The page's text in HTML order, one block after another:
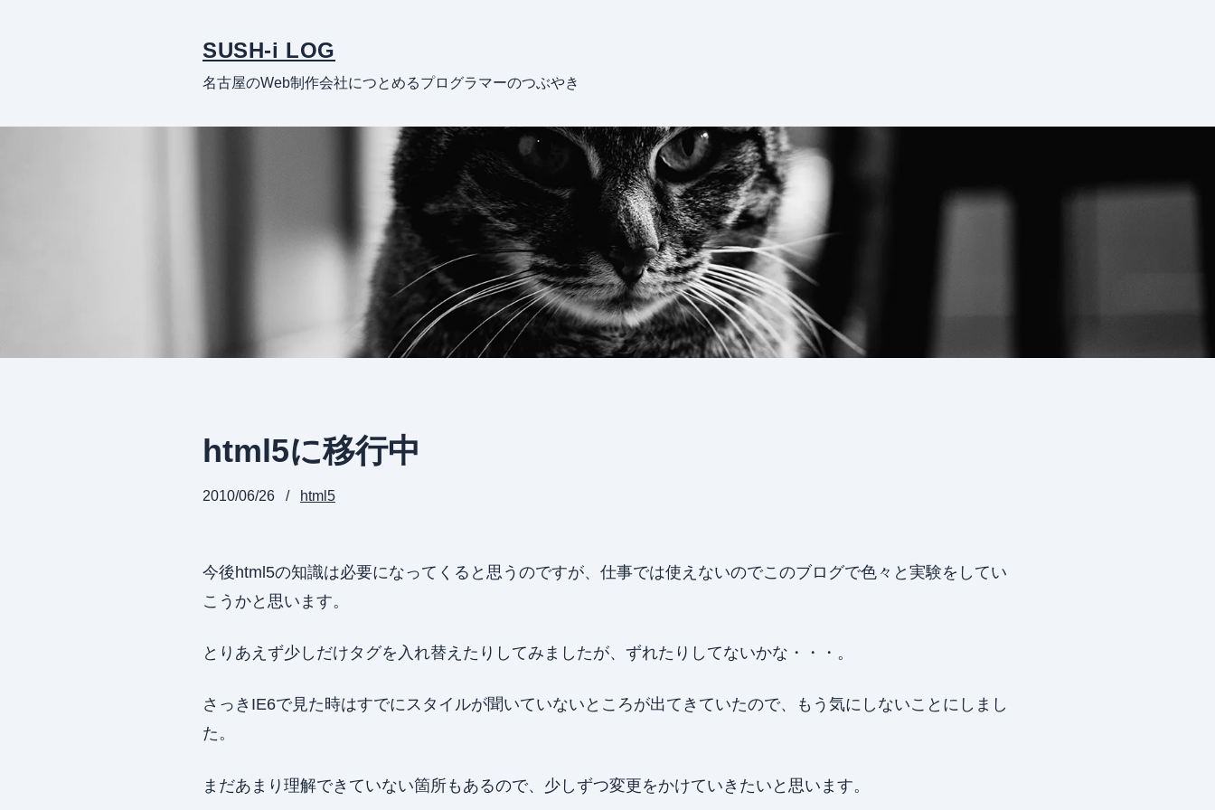
SUSH-i LOG
名古屋のWeb制作会社につとめるプログラマーのつぶやき
html5に移行中
2010/06/26 html5
今後html5の知識は必要になってくると思うのですが、仕事では使えないのでこのブログで色々と実験をしてい
こうかと思います。
とりあえず少しだけタグを入れ替えたりしてみましたが、ずれたりしてないかな・・・。
さっきIE6で見た時はすでにスタイルが聞いていないところが出てきていたので、もう気にしないことにしまし
た。
まだあまり理解できていない箇所もあるので、少しずつ変更をかけていきたいと思います。